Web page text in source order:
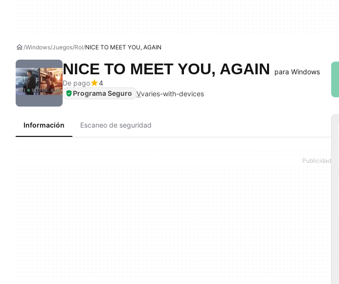
Windows Juegos Rol NICE TO MEET YOU, AGAIN
NICE TO MEET YOU, AGAIN
para Windows
De pago
4
Programa Seguro Vvaries-with-devices
Información Escaneo de seguridad